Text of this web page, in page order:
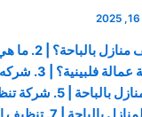
1. لماذا شركة
تنظيف منازل
بالباحه | 4. تنظيف